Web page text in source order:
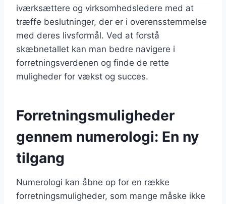
iværksættere og virksomhedsledere med at
træffe beslutninger, der er i overensstemmelse
med deres livsformål. Ved at forstå
skæbnetallet kan man bedre navigere i
forretningsverdenen og finde de rette
muligheder for vækst og succes.
Forretningsmuligheder
gennem numerologi: En ny
tilgang
Numerologi kan åbne op for en række
forretningsmuligheder, som mange måske ikke